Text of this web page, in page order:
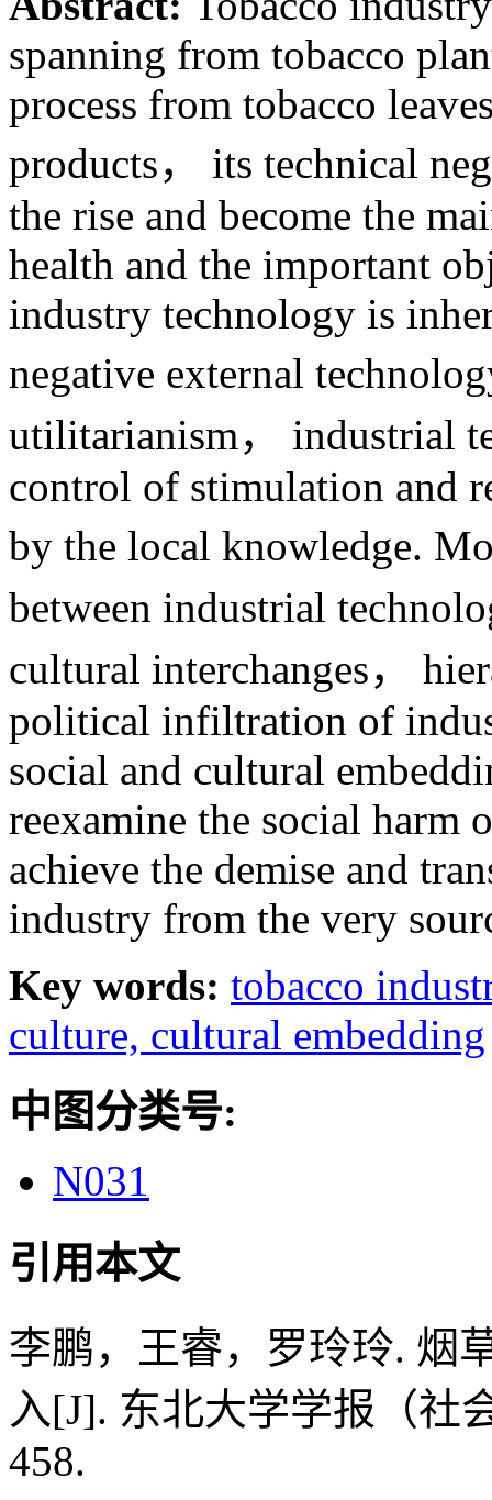
spanning from tobacco
process from tobacco
products， its technical
the rise and become the
health and the important
industry technology is
negative external
utilitarianism， industrial
control of stimulation and
by the local knowledge.
between industrial
cultural interchanges，
political infiltration of
social and cultural
reexamine the social harm
achieve the demise and
industry from the very
Key words: tobacco
culture, cultural embedding
中图分类号:
N031
引用本文
李鹏，王睿，罗玲玲. 烟
入[J]. 东北大学学报（社
458.